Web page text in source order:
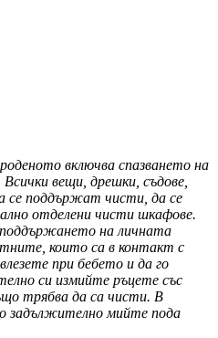
включва спазването на
Всички вещи, дрешки, съдове,
се поддържат чисти, да се
отделени чисти шкафове.
на личната
които са в контакт с
при бебето и да го
си измийте ръцете със
трябва да са чисти. В
задължително мийте пода